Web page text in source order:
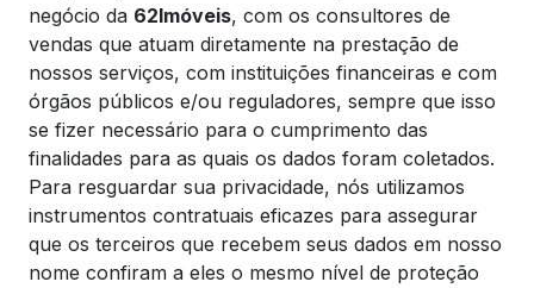
negócio da 62Imóveis, com os consultores de
vendas que atuam diretamente na prestação de
nossos serviços, com instituições financeiras e com
órgãos públicos e/ou reguladores, sempre que isso
se fizer necessário para o cumprimento das
finalidades para as quais os dados foram coletados.
Para resguardar sua privacidade, nós utilizamos
instrumentos contratuais eficazes para assegurar
que os terceiros que recebem seus dados em nosso
nome confiram a eles o mesmo nível de proteção